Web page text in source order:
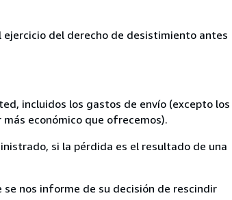
ejercicio del derecho de desistimiento antes
incluidos los gastos de envío (excepto los
económico que ofrecemos).
si la pérdida es el resultado de una
nos informe de su decisión de rescindir